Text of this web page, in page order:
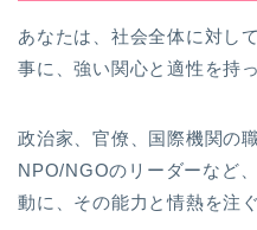
あなたは、社会全体に対し
事に、強い関心と適性を持
政治家、官僚、国際機関の
NPO/NGOのリーダーなど
動に、その能力と情熱を注